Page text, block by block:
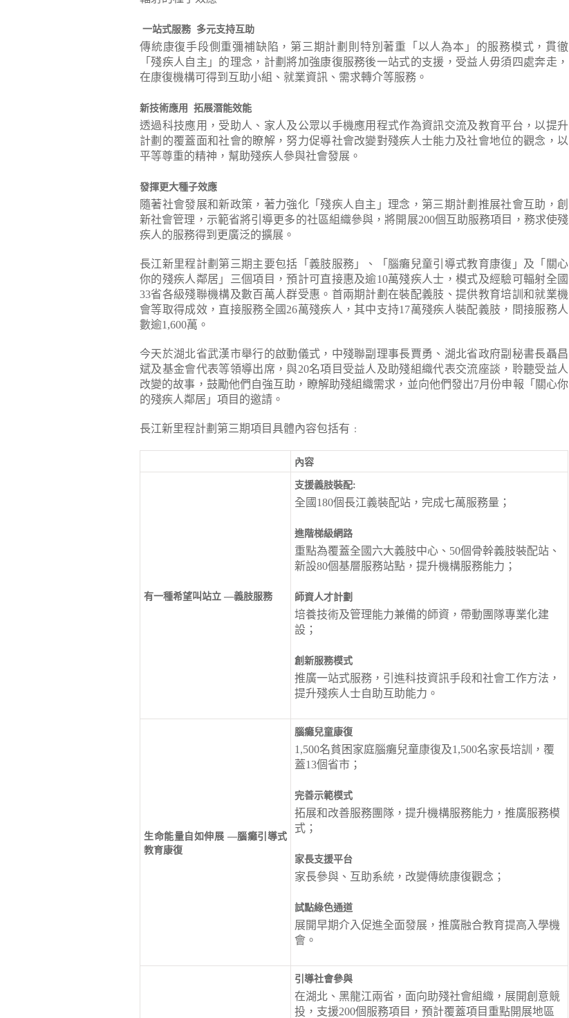
一站式服務 多元支持互助
傳統康復手段側重彌補缺陷，第三期計劃則特別著重「以人為本」的服務模式，貫徹
「殘疾人自主」的理念，計劃將加強康復服務後一站式的支援，受益人毋須四處奔走，
在康復機構可得到互助小組、就業資訊、需求轉介等服務。
新技術應用 拓展潛能效能
透過科技應用，受助人、家人及公眾以手機應用程式作為資訊交流及教育平台，以提升
計劃的覆蓋面和社會的瞭解，努力促導社會改變對殘疾人士能力及社會地位的觀念，以
平等尊重的精神，幫助殘疾人參與社會發展。
發揮更大種子效應
隨著社會發展和新政策，著力強化「殘疾人自主」理念，第三期計劃推展社會互助，創
新社會管理，示範省將引導更多的社區組織參與，將開展200個互助服務項目，務求使殘
疾人的服務得到更廣泛的擴展。
長江新里程計劃第三期主要包括「義肢服務」、「腦癱兒童引導式教育康復」及「關心
你的殘疾人鄰居」三個項目，預計可直接惠及逾10萬殘疾人士，模式及經驗可輻射全國
33省各級殘聯機構及數百萬人群受惠。首兩期計劃在裝配義肢、提供教育培訓和就業機
會等取得成效，直接服務全國26萬殘疾人，其中支持17萬殘疾人裝配義肢，間接服務人
數逾1,600萬。
今天於湖北省武漢市舉行的啟動儀式，中殘聯副理事長賈勇、湖北省政府副秘書長聶昌
斌及基金會代表等領導出席，與20名項目受益人及助殘組織代表交流座談，聆聽受益人
改變的故事，鼓勵他們自強互助，瞭解助殘組織需求，並向他們發出7月份申報「關心你
的殘疾人鄰居」項目的邀請。
長江新里程計劃第三期項目具體內容包括有﹕
內容
有一種希望叫站立 —義肢服務
支援義肢裝配:
全國180個長江義裝配站，完成七萬服務量；
進階梯級網路
重點為覆蓋全國六大義肢中心、50個骨幹義肢裝配站、
新設80個基層服務站點，提升機構服務能力；
師資人才計劃
培養技術及管理能力兼備的師資，帶動團隊專業化建
設；
創新服務模式
推廣一站式服務，引進科技資訊手段和社會工作方法，
提升殘疾人士自助互助能力。
生命能量自如伸展 —腦癱引導式
教育康復
腦癱兒童康復
1,500名貧困家庭腦癱兒童康復及1,500名家長培訓，覆
蓋13個省市；
完善示範模式
拓展和改善服務團隊，提升機構服務能力，推廣服務模
式；
家長支援平台
家長參與、互助系統，改變傳統康復觀念；
試點綠色通道
展開早期介入促進全面發展，推廣融合教育提高入學機
會。
引導社會參與
在湖北、黑龍江兩省，面向助殘社會組織，展開創意競
投，支援200個服務項目，預計覆蓋項目重點開展地區